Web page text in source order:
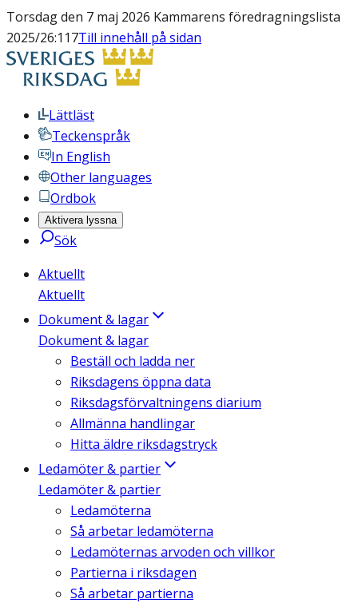
Torsdag den 7 maj 2026 Kammarens föredragningslista
2025/26:117Till innehåll på sidan
Lättläst
Teckenspråk
In English
Other languages
Ordbok
Aktivera lyssna
Sök
Aktuellt
Aktuellt
Dokument & lagar
Dokument & lagar
Beställ och ladda ner
Riksdagens öppna data
Riksdagsförvaltningens diarium
Allmänna handlingar
Hitta äldre riksdagstryck
Ledamöter & partier
Ledamöter & partier
Ledamöterna
Så arbetar ledamöterna
Ledamöternas arvoden och villkor
Partierna i riksdagen
Så arbetar partierna